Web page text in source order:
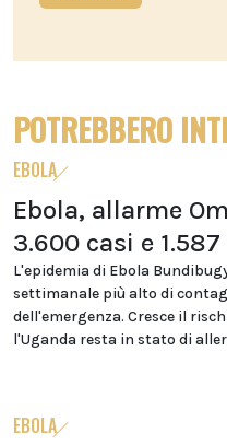
POTREBBERO
EBOLA
Ebola, allarme
3.600 casi e
L'epidemia di Ebola
settimanale più alto di
dell'emergenza. Cresce il
l'Uganda resta in stato di
EBOLA